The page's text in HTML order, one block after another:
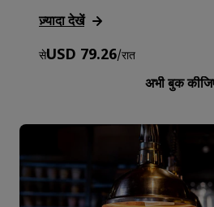
ज़्यादा देखें
सेUSD 79.26/रात
अभी बुक